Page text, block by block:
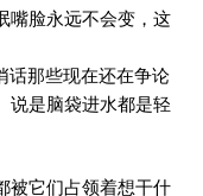
嘴脸永远不会变，这
话那些现在还在争论
说是脑袋进水都是轻
被它们占领着想干什